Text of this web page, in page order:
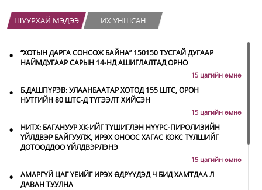
ШУУРХАЙ МЭДЭЭ ИХ УНШСАН
•
“ХОТЫН ДАРГА СОНСОЖ БАЙНА” 150150 ТУСГАЙ ДУГААР
НАЙМДУГААР САРЫН 14-НД АШИГЛАЛТАД ОРНО
15 цагийн өмнө
•
Б.ДАШПҮРЭВ: УЛААНБААТАР ХОТОД 155 ШТС, ОРОН
НУТГИЙН 80 ШТС-Д ТҮГЭЭЛТ ХИЙСЭН
15 цагийн өмнө
•
НИТХ: БАГАНУУР ХК-ИЙГ ТҮШИГЛЭН НҮҮРС-ПИРОЛИЗИЙН
ҮЙЛДВЭР БАЙГУУЛЖ, ИРЭХ ОНООС ХАГАС КОКС ТҮЛШИЙГ
ДОТООДДОО ҮЙЛДВЭРЛЭНЭ
15 цагийн өмнө
•
АМАРГҮЙ ЦАГ ҮЕИЙГ ИРЭХ ӨДРҮҮДЭД Ч БИД ХАМТДАА Л
ДАВАН ТУУЛНА